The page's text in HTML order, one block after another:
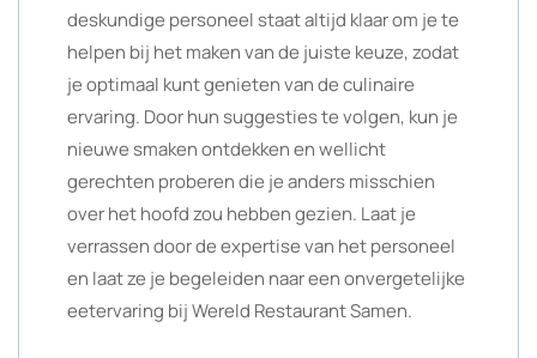
deskundige personeel staat altijd klaar om je te
helpen bij het maken van de juiste keuze, zodat
je optimaal kunt genieten van de culinaire
ervaring. Door hun suggesties te volgen, kun je
nieuwe smaken ontdekken en wellicht
gerechten proberen die je anders misschien
over het hoofd zou hebben gezien. Laat je
verrassen door de expertise van het personeel
en laat ze je begeleiden naar een onvergetelijke
eetervaring bij Wereld Restaurant Samen.